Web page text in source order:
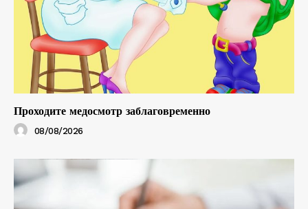
Проходите медосмотр заблаговременно
08/08/2026